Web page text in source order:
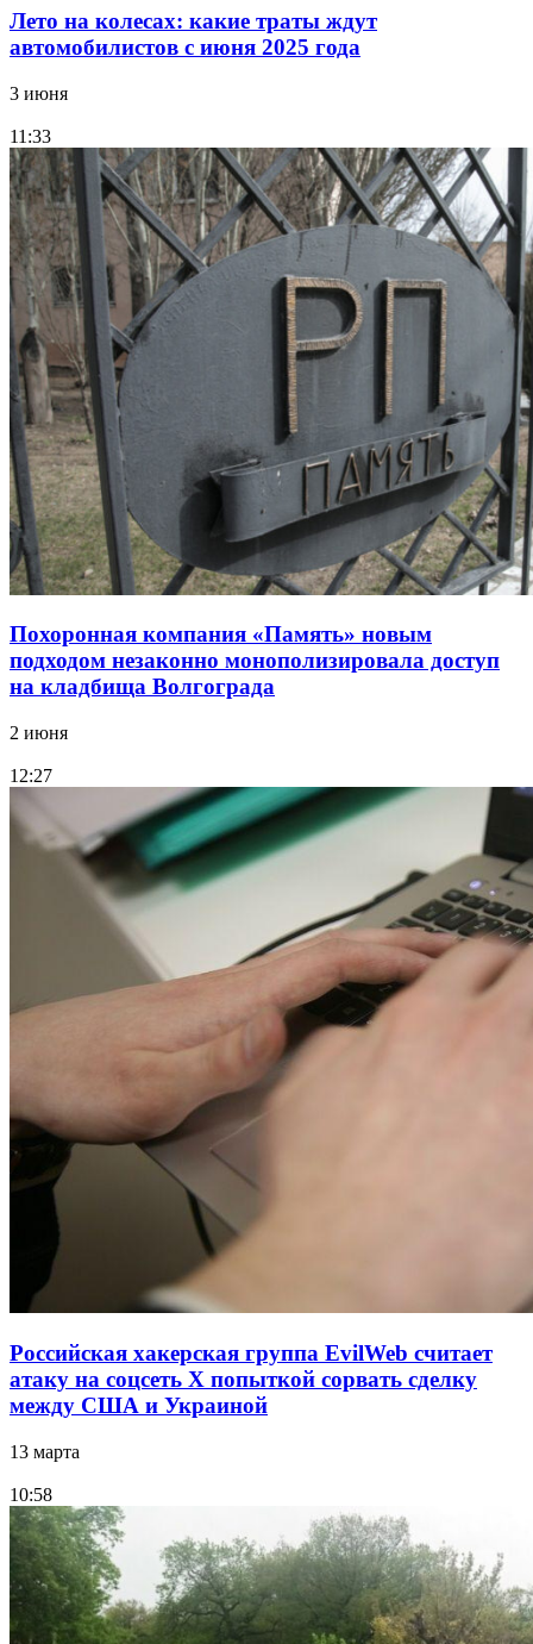
Лето на колесах: какие траты ждут
автомобилистов с июня 2025 года
3 июня
11:33
Похоронная компания «Память» новым
подходом незаконно монополизировала доступ
на кладбища Волгограда
2 июня
12:27
Российская хакерская группа EvilWeb считает
атаку на соцсеть Х попыткой сорвать сделку
между США и Украиной
13 марта
10:58